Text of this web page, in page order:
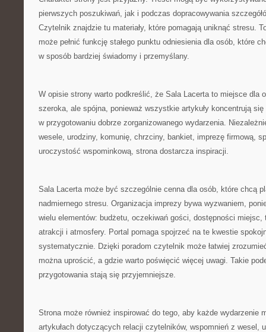
pierwszych poszukiwań, jak i podczas dopracowywania
Czytelnik znajdzie tu materiały, które pomagają uniknąć stresu.
może pełnić funkcję stałego punktu odniesienia dla osób, które
w sposób bardziej świadomy i przemyślany.
W opisie strony warto podkreślić, że Sala Lacerta to miejsce dla
szeroka, ale spójna, ponieważ wszystkie artykuły koncentrują się
w przygotowaniu dobrze zorganizowanego wydarzenia.
wesele, urodziny, komunię, chrzciny, bankiet, imprezę firmową,
uroczystość wspominkową, strona dostarcza inspiracji.
Sala Lacerta może być szczególnie cenna dla osób, które chcą
nadmiernego stresu. Organizacja imprezy bywa wyzwaniem,
wielu elementów: budżetu, oczekiwań gości, dostępności miejsc,
atrakcji i atmosfery. Portal pomaga spojrzeć na te kwestie
systematycznie. Dzięki poradom czytelnik może łatwiej
można uprościć, a gdzie warto poświęcić więcej uwagi. Takie
przygotowania stają się przyjemniejsze.
Strona może również inspirować do tego, aby każde wydarzenie
artykułach dotyczących relacji czytelników, wspomnień z wesel,